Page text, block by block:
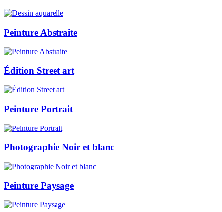
Peinture Abstraite
Édition Street art
Peinture Portrait
Photographie Noir et blanc
Peinture Paysage